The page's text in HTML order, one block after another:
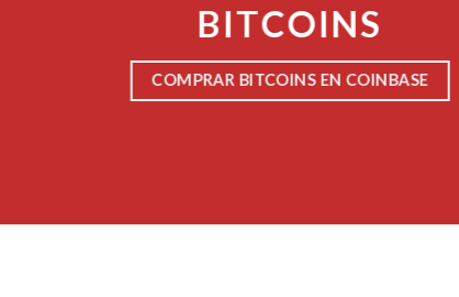
BITCOINS
COMPRAR BITCOINS EN COINBASE